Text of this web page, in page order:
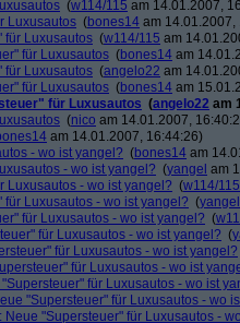
(w114/115 am 14.01.2007,
Luxusautos (bones14 am 14.01.2007,
für Luxusautos (w114/115 am
für Luxusautos (bones14 am
für Luxusautos (angelo22 am
für Luxusautos (bones14 am
für Luxusautos (angelo22 am
(nico am 14.01.2007,
am 14.01.2007, 16:44:26)
- wo ist yangel? (bones14 am
- wo ist yangel? (yangel am
Luxusautos - wo ist yangel? (w114/115
für Luxusautos - wo ist yangel? (yangel
für Luxusautos - wo ist yangel? (
für Luxusautos - wo ist yangel? (
für Luxusautos - wo ist yangel?
für Luxusautos - wo ist
für Luxusautos - wo ist
"Supersteuer" für Luxusautos - wo
Neue "Supersteuer" für Luxusautos -